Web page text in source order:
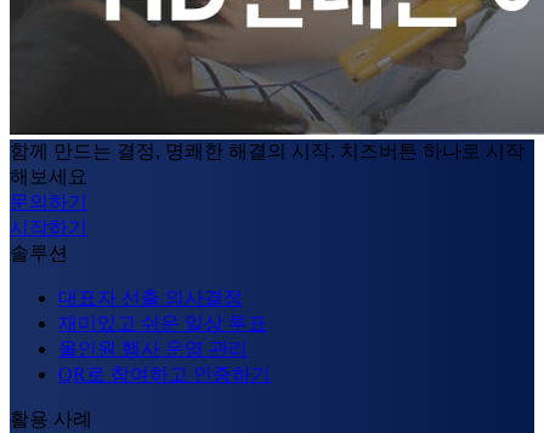
함께 만드는 결정, 명쾌한 해결의 시작. 치즈버튼 하나로 시작
해보세요
문의하기
시작하기
솔루션
대표자 선출 의사결정
재미있고 쉬운 일상 투표
올인원 행사 운영 관리
QR로 참여하고 인증하기
활용 사례